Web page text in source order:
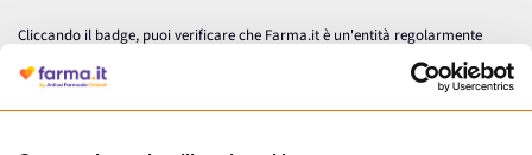
Cliccando il badge, puoi verificare che Farma.it è un'entità regolarmente
autorizzata dal Ministero della Salute a effettuare la vendita online di
medicinali.